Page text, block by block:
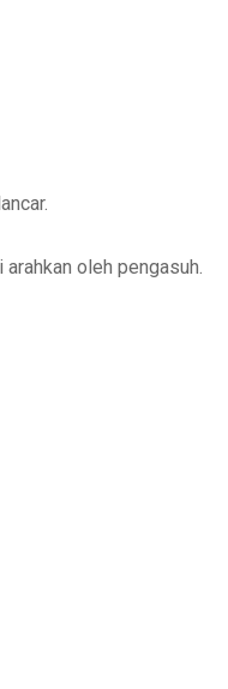
oleh pengasuh.